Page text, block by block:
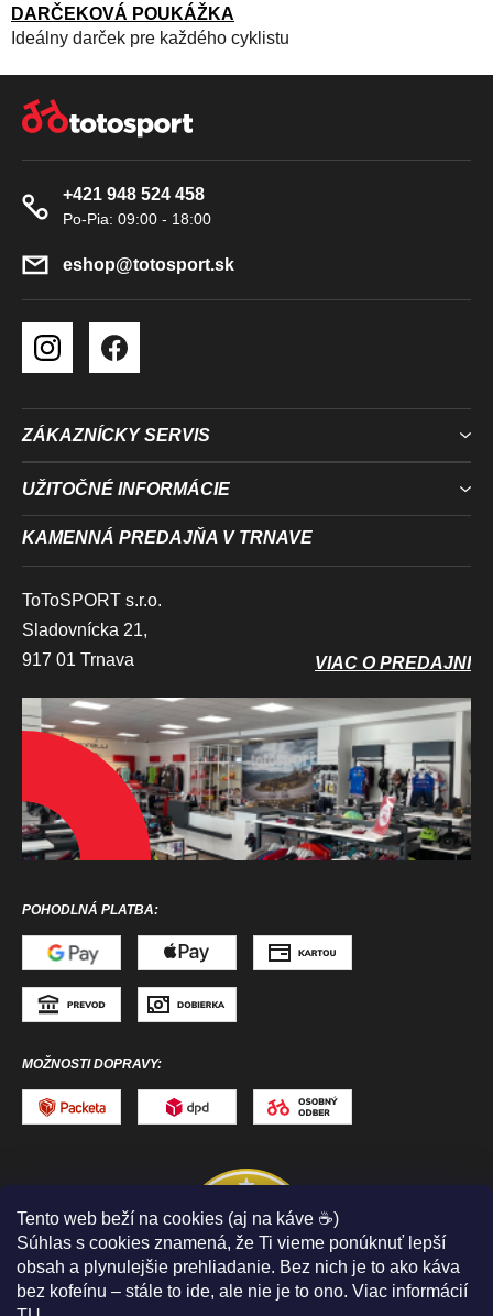
Tento web beží na cookies (aj na káve ☕)
Súhlas s cookies znamená, že Ti vieme ponúknuť lepší
obsah a plynulejšie prehliadanie. Bez nich je to ako káva
bez kofeínu – stále to ide, ale nie je to ono. Viac informácií
DARČEKOVÁ POUKÁŽKA
Ideálny darček pre každého cyklistu
eshop@totosport.sk
+421 948 524 458
ZÁKAZNÍCKY SERVIS
UŽITOČNÉ INFORMÁCIE
KAMENNÁ PREDAJŇA V TRNAVE
ToToSPORT s.r.o.
Sladovnícka 21,
917 01 Trnava
VIAC O PREDAJNI
POHODLNÁ PLATBA:
MOŽNOSTI DOPRAVY: